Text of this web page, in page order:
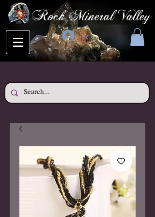
Rock Mineral Valley
Se connecter